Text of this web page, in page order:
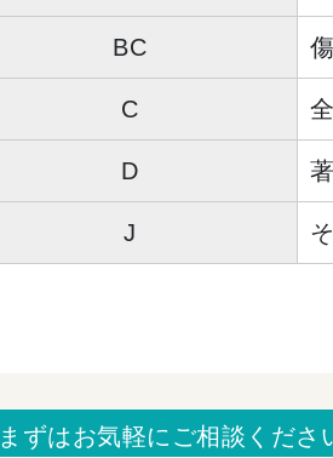
BC
C
D
J
まずはお気軽にご相談くださ